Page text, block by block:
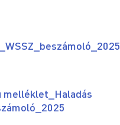
melléklet_Haladás